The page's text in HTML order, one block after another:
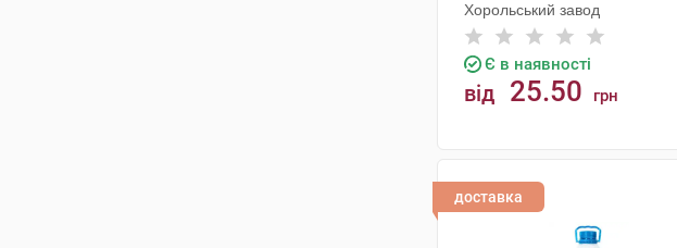
Хорольський завод
Є в наявності
від 25.50 грн
доставка